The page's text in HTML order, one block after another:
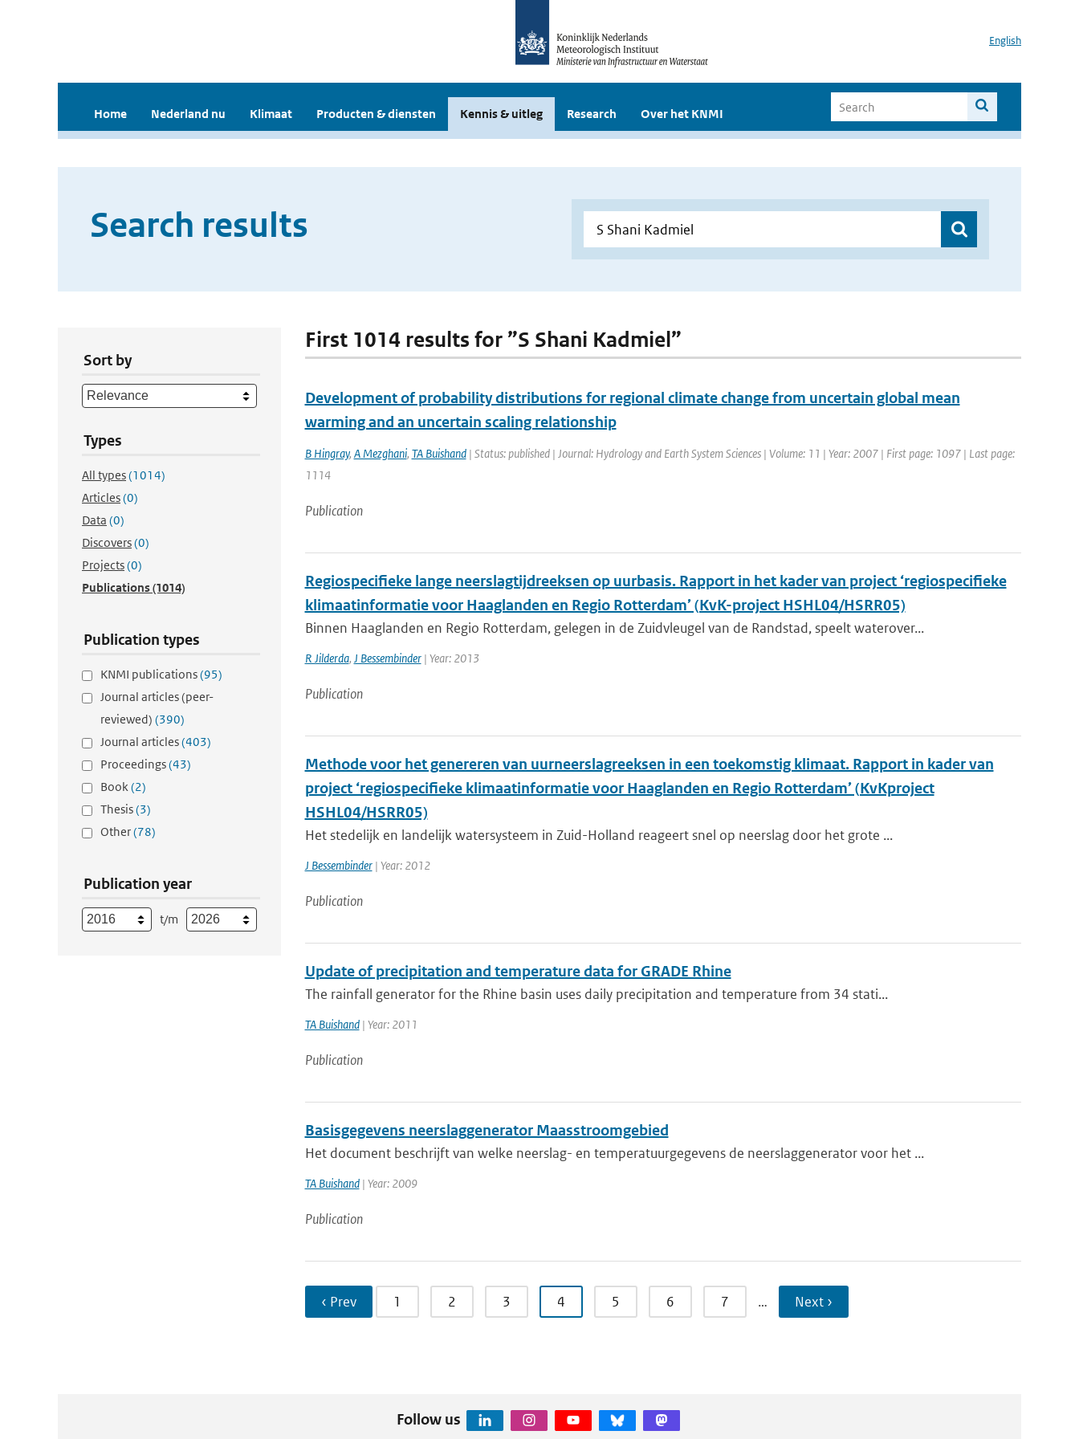
English
Home Nederland nu Klimaat Producten & diensten Kennis & uitleg Research Over het KNMI
Search results
Sort by
Types
All types(1014)
Articles(0)
Data (0)
Discovers(0)
Projects(0)
Publications(1014)
Publication types
KNMI publications(95)
Journal articles (peer-
reviewed) (390)
Journal articles(403)
Proceedings(43)
Book(2)
Thesis(3)
Other(78)
Publication year
t/m
First 1014 results for ”S Shani Kadmiel”
Development of probability distributions for regional climate change from uncertain global mean
warming and an uncertain scaling relationship
B Hingray, A Mezghani, TA Buishand| Status: published | Journal: Hydrology and Earth System Sciences | Volume: 11 | Year: 2007 | First page: 1097 | Last page:
1114
Publication
Regiospecifieke lange neerslagtijdreeksen op uurbasis. Rapport in het kader van project ‘regiospecifieke
klimaatinformatie voor Haaglanden en Regio Rotterdam’ (KvK-project HSHL04/HSRR05)
Binnen Haaglanden en Regio Rotterdam, gelegen in de Zuidvleugel van de Randstad, speelt waterover...
R Jilderda, J Bessembinder| Year: 2013
Publication
Methode voor het genereren van uurneerslagreeksen in een toekomstig klimaat. Rapport in kader van
project ‘regiospecifieke klimaatinformatie voor Haaglanden en Regio Rotterdam’ (KvKproject
HSHL04/HSRR05)
Het stedelijk en landelijk watersysteem in Zuid-Holland reageert snel op neerslag door het grote ...
J Bessembinder| Year: 2012
Publication
Update of precipitation and temperature data for GRADE Rhine
The rainfall generator for the Rhine basin uses daily precipitation and temperature from 34 stati...
TA Buishand| Year: 2011
Publication
Basisgegevens neerslaggenerator Maasstroomgebied
Het document beschrijft van welke neerslag- en temperatuurgegevens de neerslaggenerator voor het ...
TA Buishand| Year: 2009
Publication
‹ Prev 1 2 3 4 5 6 7 … Next ›
Follow us